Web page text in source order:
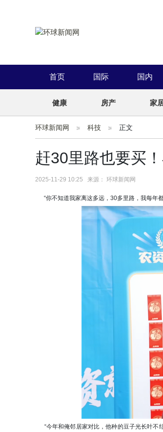
首页 国际 国内
健康 房产 家
环球新闻网 科技 正文
赶30里路也要买
2025-11-29 10:25 来源： 环球新闻网
“你不知道我家离这多远，30多里路，我每年
“今年和俺邻居家对比，他种的豆子光长叶不